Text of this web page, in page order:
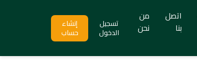
اتصل
بنا
من
نحن
تسجيل
الدخول
إنشاء
حساب